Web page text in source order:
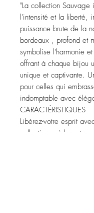
"La collection Sauvage
l'intensité et la liberté,
puissance brute de la
bordeaux , profond et
symbolise l'harmonie
offrant à chaque bijou
unique et captivante.
pour celles qui
indomptable avec
CARACTÉRISTIQUES
Libérez-votre esprit
collection, où la nature